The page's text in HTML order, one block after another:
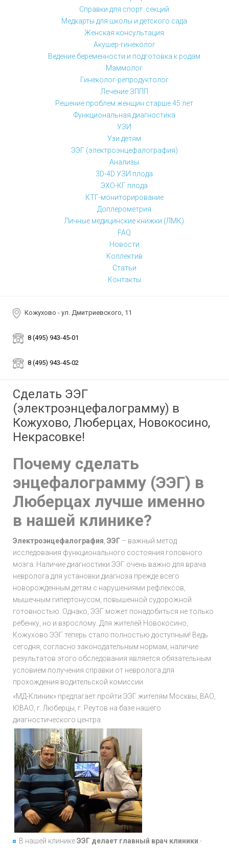
Справки для спорт. секций
Медкарты для школы и детского сада
Женская консультация
Акушер-гинеколог
Ведение беременности и подготовка к родам
Маммолог
Гинеколог-репродуктолог
Лечение ЗППП
Решение проблем женщин старше 45 лет
Функциональная диагностика
УЗИ
Узи детям
ЭЭГ (электроэнцефалография)
Анализы
3D-4D УЗИ плода
ЭХО-КГ плода
КТГ-мониторирование
Доплерометрия
Личные медицинские книжки (ЛМК)
FAQ
Новости
Коллектив
Статьи
Контакты
Кожухово - ул. Дмитриевского, 11
8 (495) 943-45-01
8 (495) 943-45-02
Сделать ЭЭГ
(электроэнцефалограмму) в
Кожухово, Люберцах, Новокосино,
Некрасовке!
Почему сделать
энцефалограмму (ЭЭГ) в
Люберцах лучше именно
в нашей клинике?
Электроэнцефалография, ЭЭГ – важный метод
исследования функционального состояния головного
мозга. Наличие диагностики ЭЭГ очень важно для врача
невролога для установки диагноза прежде всего
новорожденным детям с нарушениями рефлексов,
мышечным гипертонусом, повышенной судорожной
готовностью. Однако, ЭЭГ может понадобиться не только
ребенку, но и взрослому. Для жителей Новокосино,
Кожухово ЭЭГ теперь стало полностью доступным! Ведь
сегодня, согласно законодательным нормам, наличие
результатов этого обследования является обязательным
условием получения справки от невролога для
прохождения водительской комиссии.
«МД-Клиник» предлагает пройти ЭЭГ жителям Москвы, ВАО,
ЮВАО, г. Люберцы, г. Реутов на базе нашего
диагностического центра.
В нашей клиникеЭЭГ делает главный врач клиники -